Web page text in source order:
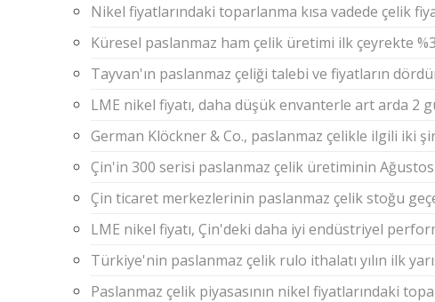
Nikel fiyatlarındaki toparlanma kısa vadede çelik
Küresel paslanmaz ham çelik üretimi ilk çeyrekte
Tayvan'ın paslanmaz çeliği talebi ve fiyatların
LME nikel fiyatı, daha düşük envanterle art arda 2
German Klöckner & Co., paslanmaz çelikle ilgili iki
Çin'in 300 serisi paslanmaz çelik üretiminin
Çin ticaret merkezlerinin paslanmaz çelik stoğu
LME nikel fiyatı, Çin'deki daha iyi endüstriyel
Türkiye'nin paslanmaz çelik rulo ithalatı yılın ilk
Paslanmaz çelik piyasasının nikel fiyatlarındaki